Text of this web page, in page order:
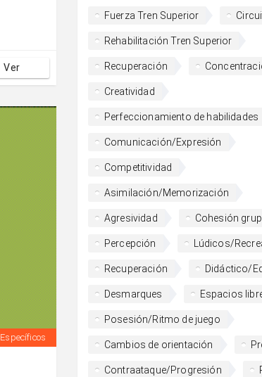
Ver
Específicos
Fuerza Tren Superior
Rehabilitación Tren Superior
Recuperación
Creatividad
Perfeccionamiento de habilidades
Comunicación/Expresión
Competitividad
Asimilación/Memorización
Agresividad Cohesión
Percepción Lúdicos/
Recuperación Didáctico/
Desmarques Espacios
Posesión/Ritmo de juego
Cambios de orientación
Contraataque/Progresión